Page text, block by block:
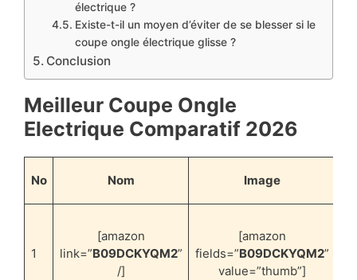
électrique ?
Existe-t-il un moyen d’éviter de se blesser si le
coupe ongle électrique glisse ?
Conclusion
Meilleur Coupe Ongle
Electrique Comparatif 2026
No Nom Image
1
[amazon
link=”B09DCKYQM2”
/]
[amazon
fields=”B09DCKYQM2”
value=”thumb”]